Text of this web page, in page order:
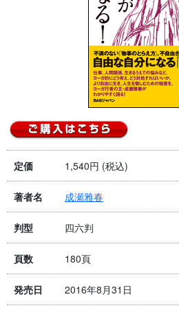
定価 1,540円 (税込)
著者名 成瀬雅春
判型 四六判
頁数 180頁
発売日 2016年8月31日